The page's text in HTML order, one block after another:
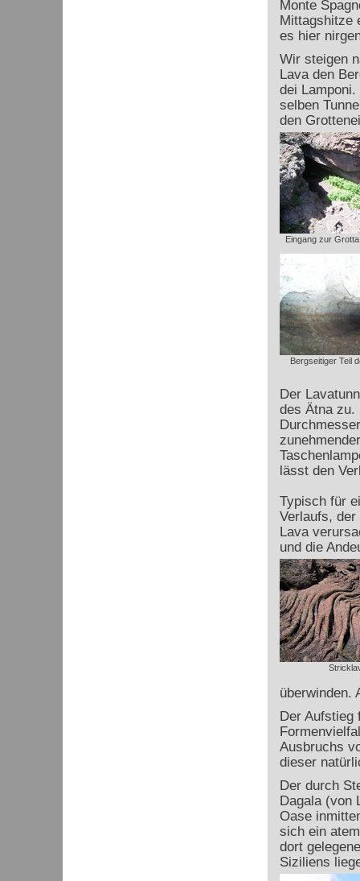
Monte
Mittagshitze
es hier
Wir steigen
Lava den
dei
selben
den
Eingang zur
Bergseitiger Teil
Der
des Ätna zu.
lässt den
Typisch für
Verlaufs,
Lava
und die
überwinden.
Der Aufstieg
Ausbruchs
dieser
Der durch
Dagala (von
Oase
sich ein
dort
Siziliens